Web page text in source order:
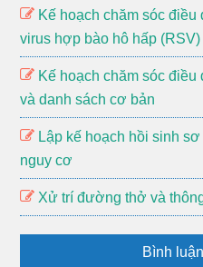
Kế hoạch chăm sóc
virus hợp bào hô hấp (RSV)
Kế hoạch chăm sóc
và danh sách cơ bản
Lập kế hoạch hồi sinh
nguy cơ
Xử trí đường thở và
Bình